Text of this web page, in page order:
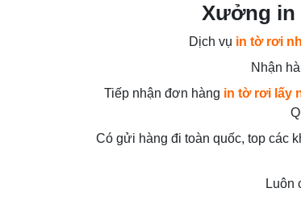
Xưởng in
Dịch vụ in tờ rơi
Nhận
Tiếp nhận đơn hàng in tờ rơi lấy
Có gửi hàng đi toàn quốc, top các
Luôn